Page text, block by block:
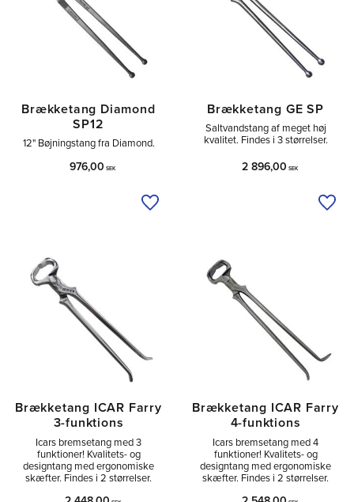
Brækketang Diamond
SP12
12" Bøjningstang fra Diamond.
976,00 SEK
Tilføj til ønskeliste
Brækketang GE SP
Saltvandstang af meget høj
kvalitet. Findes i 3 størrelser.
2 896,00 SEK
Brækketang ICAR Farry
3-funktions
Icars bremsetang med 3
funktioner! Kvalitets- og
designtang med ergonomiske
skæfter. Findes i 2 størrelser.
Brækketang ICAR Farry
4-funktions
Icars bremsetang med 4
funktioner! Kvalitets- og
designtang med ergonomiske
skæfter. Findes i 2 størrelser.